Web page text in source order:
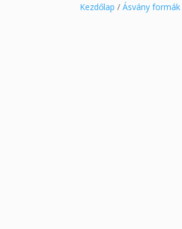
Kezdőlap /Ásvány formák